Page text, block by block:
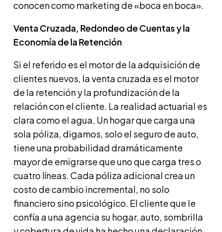
conocen como marketing de «boca en boca».
Venta Cruzada, Redondeo de Cuentas y la
Economía de la Retención
Si el referido es el motor de la adquisición de
clientes nuevos, la venta cruzada es el motor
de la retención y la profundización de la
relación con el cliente. La realidad actuarial es
clara como el agua. Un hogar que carga una
sola póliza, digamos, solo el seguro de auto,
tiene una probabilidad dramáticamente
mayor de emigrarse que uno que carga tres o
cuatro líneas. Cada póliza adicional crea un
costo de cambio incremental, no solo
financiero sino psicológico. El cliente que le
confía a una agencia su hogar, auto, sombrilla